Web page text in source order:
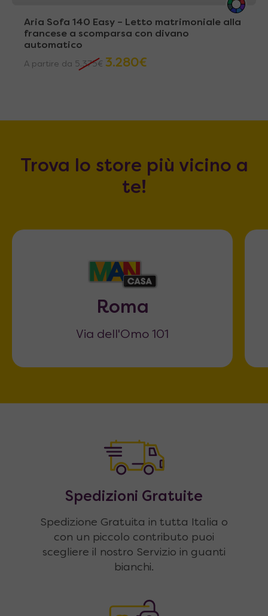
Aria Sofa 140 Easy – Letto matrimoniale alla
francese a scomparsa con divano
automatico
A partire da 5.375€ 3.280€
Trova lo store più vicino a
te!
Roma
Via dell'Omo 101
Spedizioni Gratuite
Spedizione Gratuita in tutta Italia o
con un piccolo contributo puoi
scegliere il nostro Servizio in guanti
bianchi.